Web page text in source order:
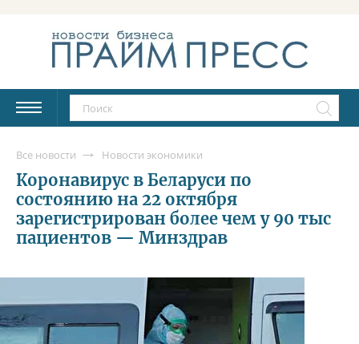
Все новости Новости экономики
Коронавирус в Беларуси по
состоянию на 22 октября
зарегистрирован более чем у 90 тыс
пациентов — Минздрав